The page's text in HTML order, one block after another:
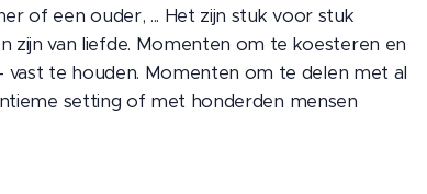
of een ouder, ... Het zijn stuk voor stuk
zijn van liefde. Momenten om te koesteren en
vast te houden. Momenten om te delen met al
setting of met honderden mensen